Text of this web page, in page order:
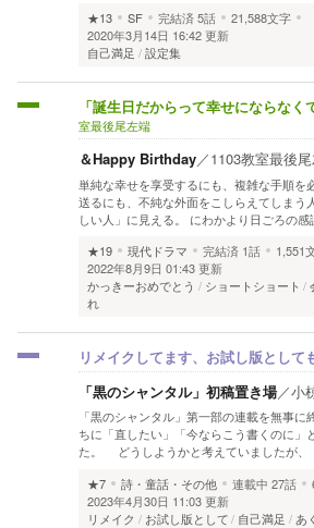
★13
SF 完結済5話
21,588文字
2020年3月14日 16:42 更新
自己満足
設定集
「誕生日だからって幸せにならなく
室最後尾左端
＆Happy Birthday／1103教室最後
単純な幸せを享受するにも、複雑な手順を
送るにも、不純な外面をこしらえてしまう
しい人」に見える。 にわかより日ごろの
★19
現代ドラマ 完結済 1話
1,551
2022年8月9日 01:43 更新
かっきーおめでとう
ショートショート
れ
リメイクしてます、お試し版として
「黒のシャンタル」初稿置き場／小
「黒のシャンタル」第一部の連載を無事に
ちに「直したい」「今ならこう書くのに」
た。 どうしようかと考えていましたが
★7
詩・童話・その他 連載中 27話
2023年4月30日 11:03 更新
リメイク
お試し版として 自己満足 あ